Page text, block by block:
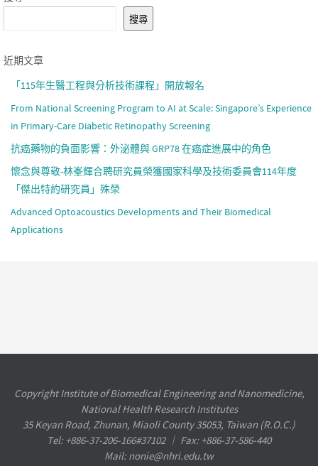
搜尋
近期文章
「115年生醫工程與分析技術課程」開放報名
From National Screening Program to AI at Scale: Singapore’s Experience
in Primary-Care Diabetic Retinopathy Screening
抗癌藥物的負面影響：外泌體與 GRP78 在癌症進展中的角色
懷念與尊敬-林峯輝合聘研究員榮獲國家科學及技術委員會114年度
「傑出特約研究員」殊榮
Advanced Optoacoustics Developments and Their Biomedical
Applications
Copyright Institute of Biomedical Engineering and Nanomedicine,
National Health Research Institutes
35 Keyan Road, Zhunan, Miaoli County 35053, Taiwan (R.O.C.)
Tel: +886-37-206-166#37102 ︱ Fax: +886-37-586-440
Mail: nonie@nhri.edu.tw